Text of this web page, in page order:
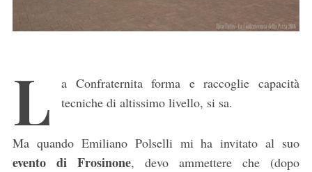
L
a Confraternita forma e raccoglie capacità
tecniche di altissimo livello, si sa.
Ma quando Emiliano Polselli mi ha invitato al suo
evento di Frosinone, devo ammettere che (dopo